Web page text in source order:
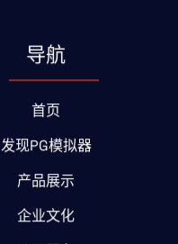
导航
首页
发现PG模拟器
产品展示
企业文化